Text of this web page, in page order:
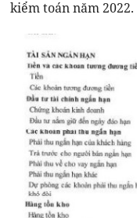
kiểm toán năm 2022.